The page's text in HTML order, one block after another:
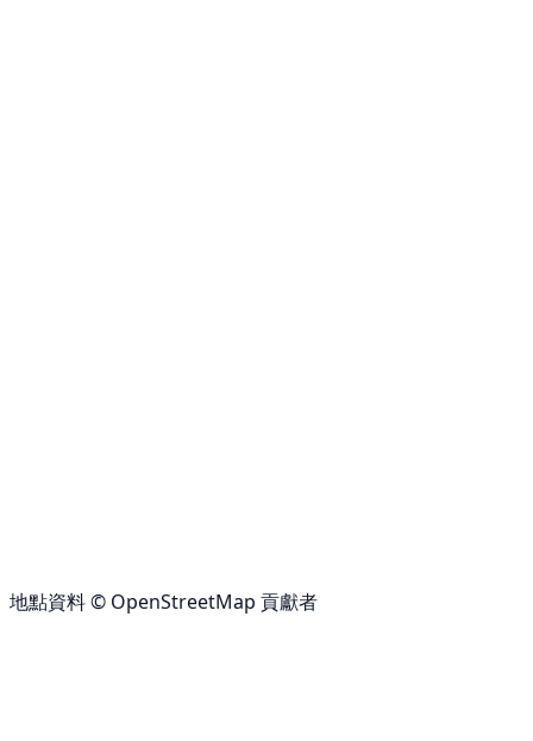
地點資料 © OpenStreetMap 貢獻者